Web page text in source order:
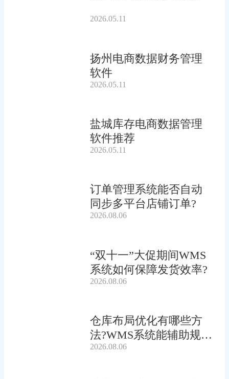
2026.05.11
扬州电商数据财务管理
软件
2026.05.11
盐城库存电商数据管理
软件推荐
2026.05.11
订单管理系统能否自动
同步多平台店铺订单?
2026.08.06
“双十一”大促期间WMS
系统如何保障发货效率?
2026.08.06
仓库布局优化有哪些方
法?WMS系统能辅助规划
吗?
2026.08.06